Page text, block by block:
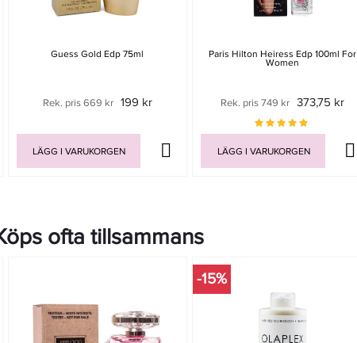
Guess Gold Edp 75ml
Rek. pris 669 kr 199 kr
LÄGG I VARUKORGEN
Paris Hilton Heiress Edp 100ml For
Women
Rek. pris 749 kr 373,75 kr
LÄGG I VARUKORGEN
ofta tillsammans
-15%